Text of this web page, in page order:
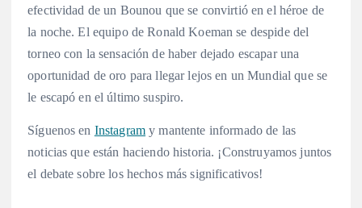
efectividad de un Bounou que se convirtió en el héroe de
la noche. El equipo de Ronald Koeman se despide del
torneo con la sensación de haber dejado escapar una
oportunidad de oro para llegar lejos en un Mundial que se
le escapó en el último suspiro.
Síguenos en Instagram y mantente informado de las
noticias que están haciendo historia. ¡Construyamos juntos
el debate sobre los hechos más significativos!